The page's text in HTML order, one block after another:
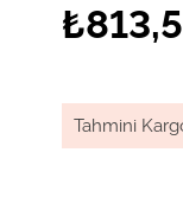
Tahmini